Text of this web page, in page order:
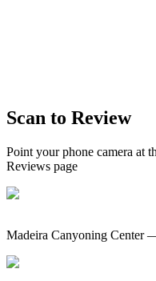
Scan to Review
Point your phone camera at
Reviews page
Madeira Canyoning Center